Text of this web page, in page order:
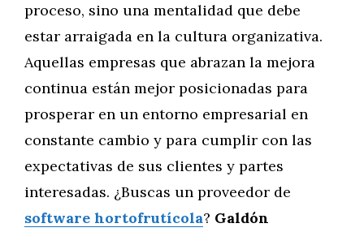
proceso, sino una mentalidad que debe
estar arraigada en la cultura organizativa.
Aquellas empresas que abrazan la mejora
continua están mejor posicionadas para
prosperar en un entorno empresarial en
constante cambio y para cumplir con las
expectativas de sus clientes y partes
interesadas. ¿Buscas un proveedor de
software hortofrutícola? Galdón